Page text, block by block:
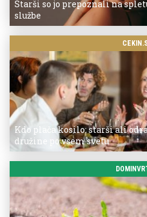
Starši so jo prepoznali na
službe
Kdo plača kosilo: starši ali
družine po vsem svetu